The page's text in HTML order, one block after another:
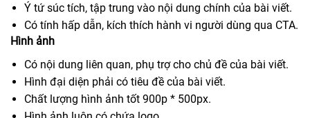
Ý tứ súc tích, tập trung vào nội dung chính của bài viết.
Có tính hấp dẫn, kích thích hành vi người dùng qua CTA.
Hình ảnh
Có nội dung liên quan, phụ trợ cho chủ đề của bài viết.
Hình đại diện phải có tiêu đề của bài viết.
Chất lượng hình ảnh tốt 900p * 500px.